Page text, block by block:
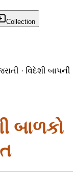
Collection
· વિદેશી બાપની
બાળકો